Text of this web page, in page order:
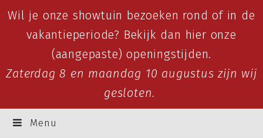
Wil je onze showtuin bezoeken rond of in de
vakantieperiode? Bekijk dan hier onze
(aangepaste) openingstijden.
Zaterdag 8 en maandag 10 augustus zijn wij
gesloten.
Menu